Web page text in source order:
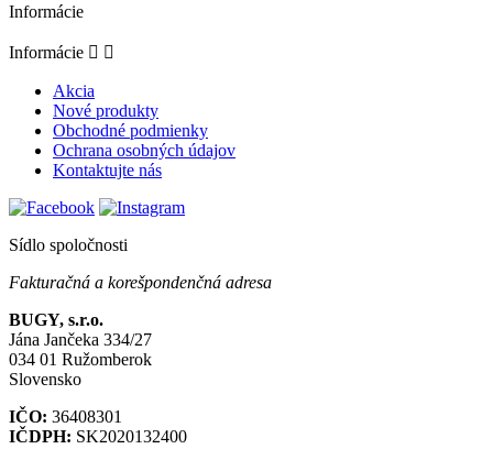
Informácie
Informácie  
Akcia
Nové produkty
Obchodné podmienky
Ochrana osobných údajov
Kontaktujte nás
Sídlo spoločnosti
Fakturačná a korešpondenčná adresa
BUGY, s.r.o.
Jána Jančeka 334/27
034 01 Ružomberok
Slovensko
IČO: 36408301
IČDPH: SK2020132400